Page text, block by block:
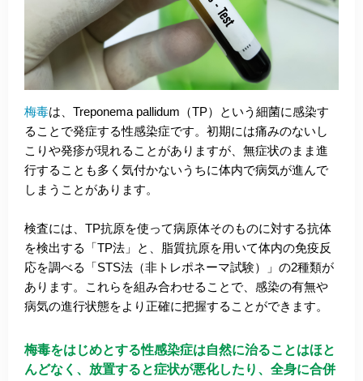
梅毒は、Treponema pallidum（TP）という細菌に感染す
ることで発症する性感染症です。初期には痛みのないし
こりや発疹が現れることがありますが、無症状のまま進
行することも多く気付かないうちに体内で病気が進んで
しまうことがあります。
検査には、TP抗原を使って病原体そのものに対する抗体
を検出する「TP法」と、脂質抗原を用いて体内の免疫反
応を調べる「STS法（非トレポネーマ試験）」の2種類が
あります。これらを組み合わせることで、感染の有無や
病気の進行状態をより正確に把握することができます。
梅毒をはじめとする性感染症は自然に治ることはほと
んどなく、放置すると症状が悪化したり、全身に合併